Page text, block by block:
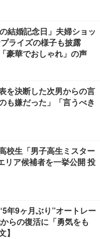
結婚記念日」夫婦ショッ
ライズの様子も披露
豪華でおしゃれ」の声
を決断した次男からの言
も嫌だった」「言うべき
校生「男子高生ミスター
リア候補者を一挙公開 投
年9ヶ月ぶり”オートレー
らの復活に「勇気をも
】